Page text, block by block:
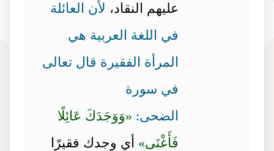
عليهم النقاد، لأن العائلة
في اللغة العربية هي
المرأة الفقيرة قال تعالى
في سورة
الضحى: «وَوَجَدَكَ عَائِلًا
فَأَغْنَى» أي وجدك فقيرًا